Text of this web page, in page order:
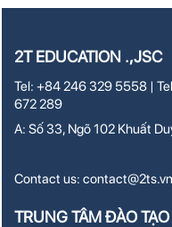
2T EDUCATION .,JSC
Tel: +84 246 329 5558 |
672 289
A: Số 33, Ngõ 102 Khuất
Contact us:contact@2ts.vn
TRUNG TÂM ĐÀO TẠO